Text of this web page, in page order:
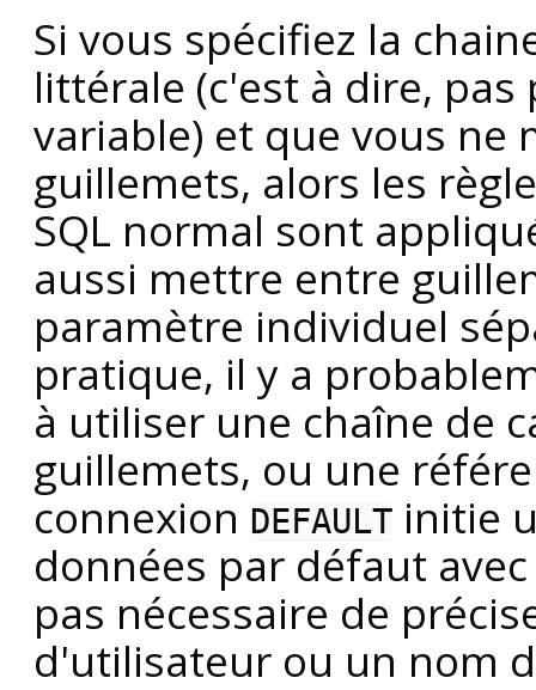
Si vous spécifiez la
littérale (c'est à dire,
variable) et que vous ne
guillemets, alors les
SQL normal sont
aussi mettre entre
paramètre individuel
pratique, il y a
à utiliser une chaîne de
guillemets, ou une
connexion DEFAULT initie
données par défaut
pas nécessaire de
d'utilisateur ou un nom